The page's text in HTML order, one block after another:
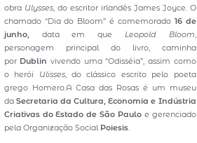
obra Ulysses, do escritor irlandês James Joyce. O
chamado “Dia do Bloom” é comemorado 16 de
junho, data em que Leopold Bloom
personagem principal do livro, caminha
por Dublinvivendo uma “Odisséia”, assim como
o herói
Ulisses, do clássico escrito pelo poeta
grego Homero.A Casa das Rosas é um museu
da Secretaria da Cultura, Economia e Indústria
Criativas do Estado de São Paulo e gerenciado
pela Organização Social Poiesis.